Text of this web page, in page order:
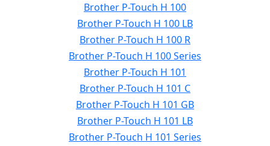
Brother P-Touch H 100
Brother P-Touch H 100 LB
Brother P-Touch H 100 R
Brother P-Touch H 100 Series
Brother P-Touch H 101
Brother P-Touch H 101 C
Brother P-Touch H 101 GB
Brother P-Touch H 101 LB
Brother P-Touch H 101 Series